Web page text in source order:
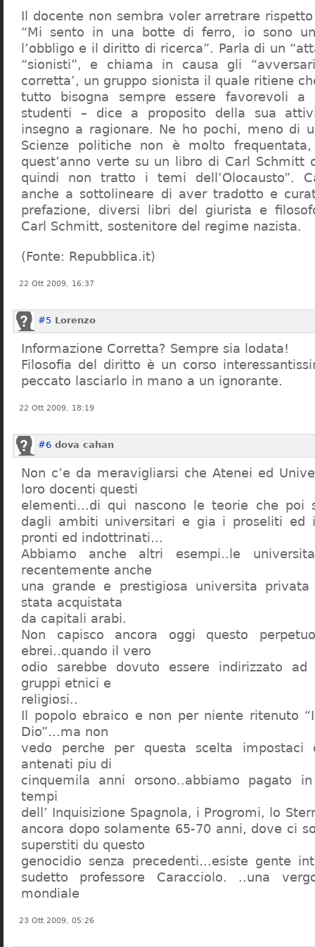
Il docente non sembra voler arretrare
“Mi sento in una botte di ferro, io sono
l’obbligo e il diritto di ricerca”. Parla di un
“sionisti”, e chiama in causa gli
corretta’, un gruppo sionista il quale ritiene
tutto bisogna sempre essere favorevoli a
studenti – dice a proposito della sua
insegno a ragionare. Ne ho pochi, meno di
Scienze politiche non è molto
quest’anno verte su un libro di Carl Schmitt
quindi non tratto i temi dell’Olocausto”.
anche a sottolineare di aver tradotto e
prefazione, diversi libri del giurista e
Carl Schmitt, sostenitore del regime nazista.
(Fonte: Repubblica.it)
22 Ott 2009, 16:37
#5 Lorenzo
Informazione Corretta? Sempre sia lodata!
Filosofia del diritto è un corso
peccato lasciarlo in mano a un ignorante.
22 Ott 2009, 18:19
#6 dova cahan
Non c’e da meravigliarsi che Atenei ed
loro docenti questi
elementi…di qui nascono le teorie che poi
dagli ambiti universitari e gia i proseliti ed
pronti ed indottrinati…
Abbiamo anche altri esempi..le
recentemente anche
una grande e prestigiosa universita
stata acquistata
da capitali arabi.
Non capisco ancora oggi questo
ebrei..quando il vero
odio sarebbe dovuto essere indirizzato
gruppi etnici e
religiosi..
Il popolo ebraico e non per niente ritenuto
Dio”…ma non
vedo perche per questa scelta
antenati piu di
cinquemila anni orsono..abbiamo pagato
tempi
dell’ Inquisizione Spagnola, i Progromi, lo
ancora dopo solamente 65-70 anni, dove ci
superstiti du questo
genocidio senza precedenti…esiste gente
sudetto professore Caracciolo. ..una
mondiale
23 Ott 2009, 05:26